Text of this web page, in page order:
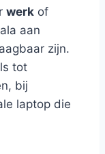
werk of
aan
zijn.
tot
bij
laptop die